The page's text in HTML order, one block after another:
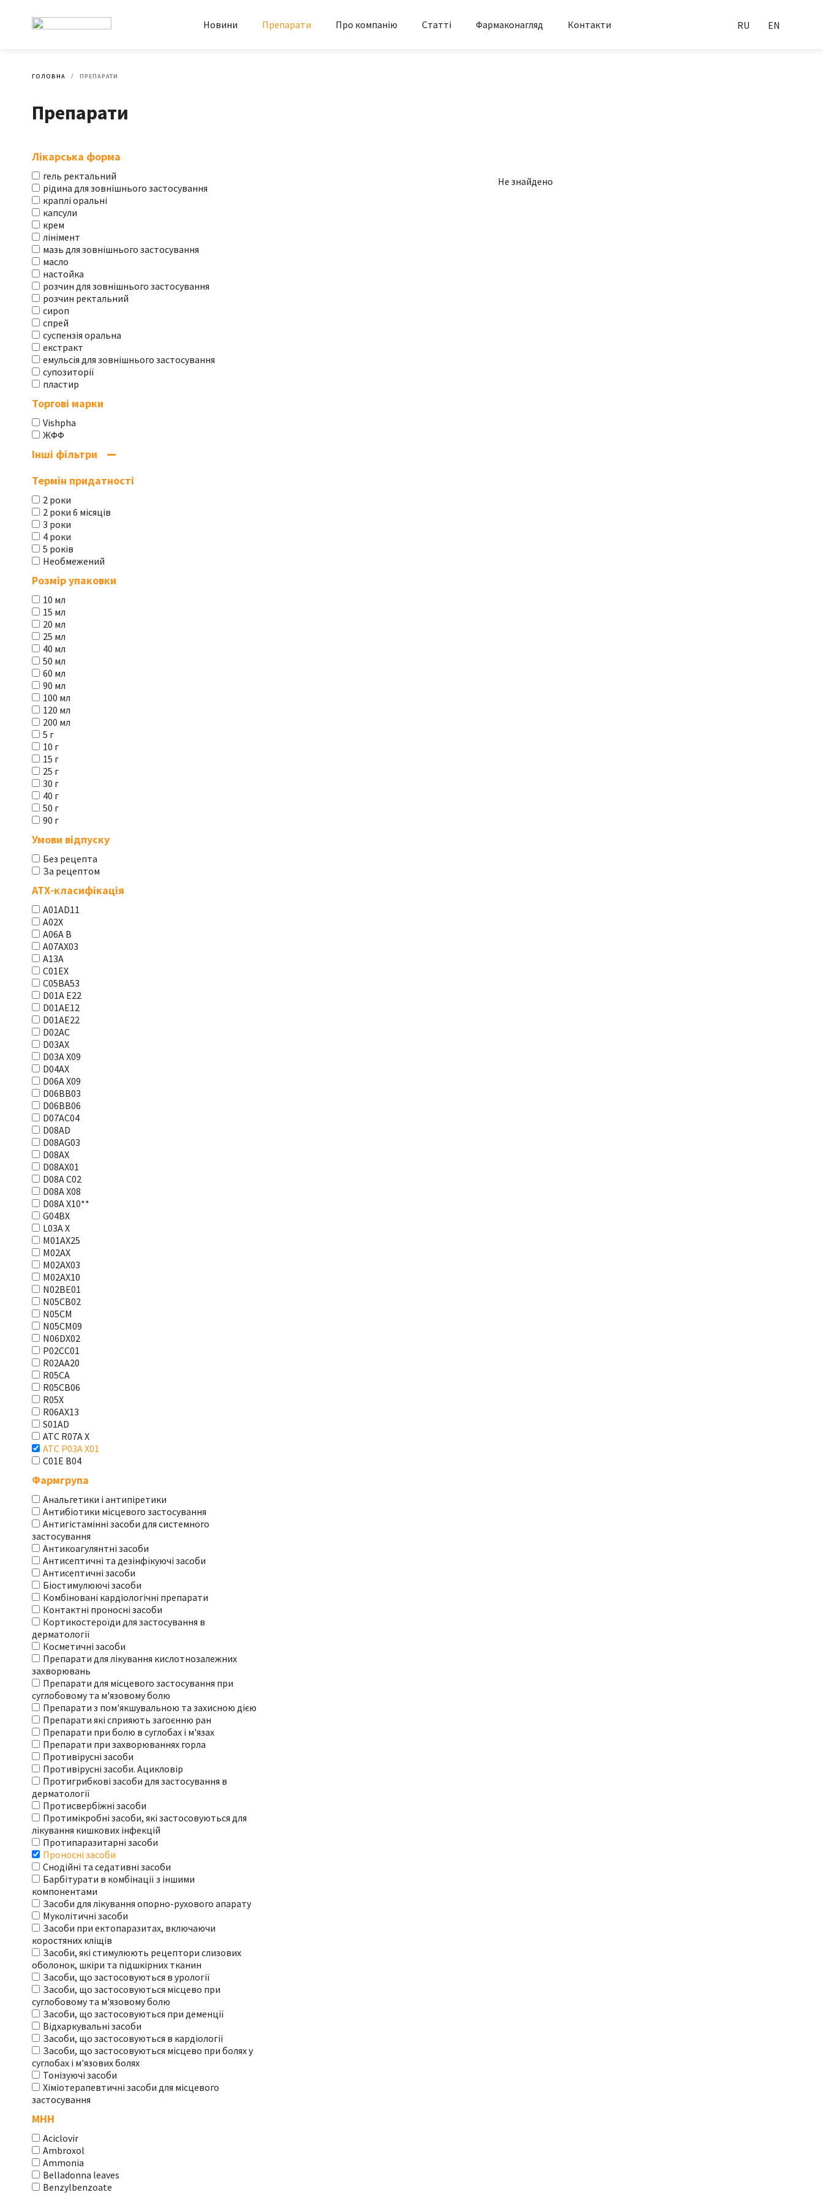
Новини Препарати Про компанію Статті Фармаконагляд Контакти RU EN
ГОЛОВНА ПРЕПАРАТИ
Препарати
Лікарська форма
гель ректальний
рідина для зовнішнього застосування
краплі оральні
капсули
крем
лінімент
мазь для зовнішнього застосування
масло
настойка
розчин для зовнішнього застосування
розчин ректальний
сироп
спрей
суспензія оральна
екстракт
емульсія для зовнішнього застосування
супозиторії
пластир
Торгові марки
Vishpha
ЖФФ
Інші фільтри
Термін придатності
2 роки
2 роки 6 місяців
3 роки
4 роки
5 років
Необмежений
Розмір упаковки
10 мл
15 мл
20 мл
25 мл
40 мл
50 мл
60 мл
90 мл
100 мл
120 мл
200 мл
5 г
10 г
15 г
25 г
30 г
40 г
50 г
90 г
Умови відпуску
Без рецепта
За рецептом
АТХ-класифікація
A01AD11
A02X
A06A В
A07AX03
A13A
C01EX
C05BA53
D01A E22
D01AE12
D01AE22
D02AC
D03AX
D03A X09
D04AX
D06A X09
D06BB03
D06BB06
D07AC04
D08AD
D08AG03
D08AX
D08AX01
D08А С02
D08А Х08
D08А Х10**
G04BX
L03А Х
M01AX25
M02AX
M02AX03
M02AX10
N02BE01
N05CB02
N05CM
N05CM09
N06DX02
P02CC01
R02AA20
R05CA
R05CB06
R05X
R06AX13
S01AD
АТС R07A X
АТС Р03А Х01
С01Е В04
Фармгрупа
Анальгетики і антипіретики
Антибіотики місцевого застосування
Антигістамінні засоби для системного
застосування
Антикоагулянтні засоби
Антисептичні та дезінфікуючі засоби
Антисептичні засоби
Біостимулюючі засоби
Комбіновані кардіологічні препарати
Контактні проносні засоби
Кортикостероїди для застосування в
дерматології
Косметичні засоби
Препарати для лікування кислотнозалежних
захворювань
Препарати для місцевого застосування при
суглобовому та м'язовому болю
Препарати з пом'якшувальною та захисною дією
Препарати які сприяють загоєнню ран
Препарати при болю в суглобах і м'язах
Препарати при захворюваннях горла
Противірусні засоби
Противірусні засоби. Ацикловір
Протигрибкові засоби для застосування в
дерматології
Протисвербіжні засоби
Протимікробні засоби, які застосовуються для
лікування кишкових інфекцій
Протипаразитарні засоби
Проносні засоби
Снодійні та седативні засоби
Барбітурати в комбінації з іншими
компонентами
Засоби для лікування опорно-рухового апарату
Муколітичні засоби
Засоби при ектопаразитах, включаючи
коростяних кліщів
Засоби, які стимулюють рецептори слизових
оболонок, шкіри та підшкірних тканин
Засоби, що застосовуються в урології
Засоби, що застосовуються місцево при
суглобовому та м'язовому болю
Засоби, що застосовуються при деменції
Відхаркувальні засоби
Засоби, що застосовуються в кардіології
Засоби, що застосовуються місцево при болях у
суглобах і м'язових болях
Тонізуючі засоби
Хіміотерапевтичні засоби для місцевого
застосування
МНН
Aciclovir
Ambroxol
Ammonia
Belladonna leaves
Benzylbenzoate
Не знайдено